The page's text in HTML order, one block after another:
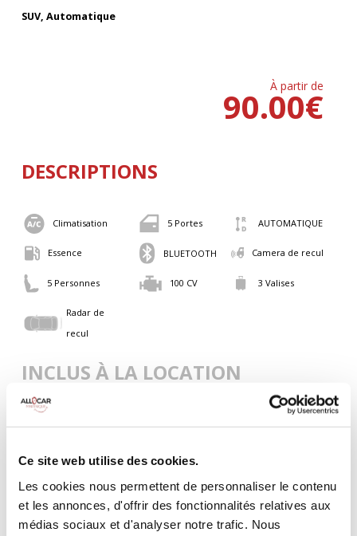
Ce site web utilise des cookies.
Les cookies nous permettent de personnaliser le contenu
et les annonces, d'offrir des fonctionnalités relatives aux
médias sociaux et d'analyser notre trafic. Nous
SUV, Automatique
À partir de
€
90.00
DESCRIPTIONS
Climatisation 5 Portes AUTOMATIQUE
Essence BLUETOOTH Camera de recul
5 Personnes 100 CV 3 Valises
Radar de
recul
INCLUS À LA LOCATION
Carburant : plein à rendre plein
CONDITIONS DE LOCATION